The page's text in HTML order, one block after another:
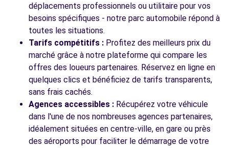
déplacements professionnels ou utilitaire pour vos
besoins spécifiques - notre parc automobile répond à
toutes les situations.
Tarifs compétitifs : Profitez des meilleurs prix du
marché grâce à notre plateforme qui compare les
offres des loueurs partenaires. Réservez en ligne en
quelques clics et bénéficiez de tarifs transparents,
sans frais cachés.
Agences accessibles : Récupérez votre véhicule
dans l'une de nos nombreuses agences partenaires,
idéalement situées en centre-ville, en gare ou près
des aéroports pour faciliter le démarrage de votre